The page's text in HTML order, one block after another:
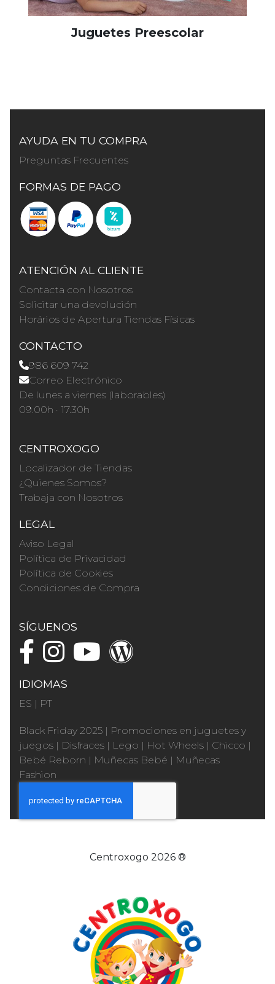
Juguetes Preescolar
AYUDA EN TU COMPRA
Preguntas Frecuentes
FORMAS DE PAGO
ATENCIÓN AL CLIENTE
Contacta con Nosotros
Solicitar una devolución
Horários de Apertura Tiendas Físicas
CONTACTO
986 609 742
Correo Electrónico
De lunes a viernes (laborables)
09.00h · 17.30h
CENTROXOGO
Localizador de Tiendas
¿Quienes Somos?
Trabaja con Nosotros
LEGAL
Aviso Legal
Política de Privacidad
Política de Cookies
Condiciones de Compra
SÍGUENOS
IDIOMAS
ES | PT
Black Friday 2025 | Promociones en juguetes y
juegos | Disfraces | Lego | Hot Wheels | Chicco |
Bebé Reborn | Muñecas Bebé | Muñecas
Fashion
Centroxogo 2026 ®